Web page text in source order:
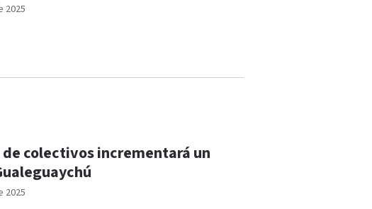
2025
2025
de colectivos incrementará un